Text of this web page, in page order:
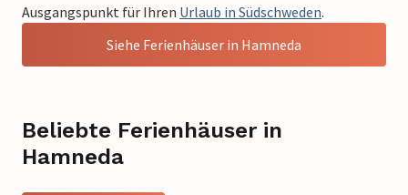
Ausgangspunkt für Ihren Urlaub in Südschweden.
Siehe Ferienhäuser in Hamneda
Beliebte Ferienhäuser in
Hamneda